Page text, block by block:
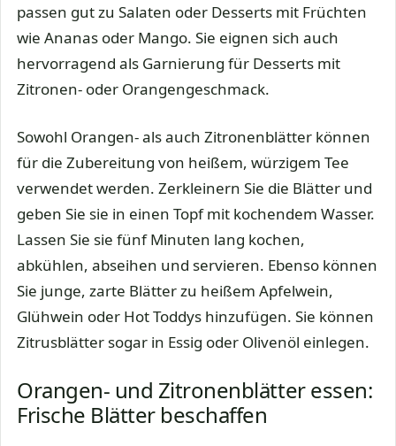
passen gut zu Salaten oder Desserts mit Früchten
wie Ananas oder Mango. Sie eignen sich auch
hervorragend als Garnierung für Desserts mit
Zitronen- oder Orangengeschmack.
Sowohl Orangen- als auch Zitronenblätter können
für die Zubereitung von heißem, würzigem Tee
verwendet werden. Zerkleinern Sie die Blätter und
geben Sie sie in einen Topf mit kochendem Wasser.
Lassen Sie sie fünf Minuten lang kochen,
abkühlen, abseihen und servieren. Ebenso können
Sie junge, zarte Blätter zu heißem Apfelwein,
Glühwein oder Hot Toddys hinzufügen. Sie können
Zitrusblätter sogar in Essig oder Olivenöl einlegen.
Orangen- und Zitronenblätter essen:
Frische Blätter beschaffen